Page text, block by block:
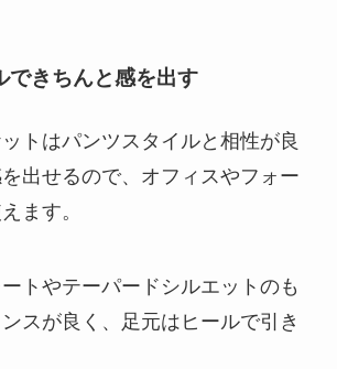
できちんと感を出す
トはパンツスタイルと相性が良
出せるので、オフィスやフォー
ます。
トやテーパードシルエットのも
スが良く、足元はヒールで引き